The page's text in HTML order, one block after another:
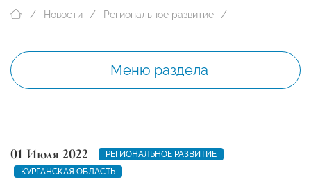
Новости Региональное развитие
Меню раздела
01 Июля 2022
РЕГИОНАЛЬНОЕ РАЗВИТИЕ
КУРГАНСКАЯ ОБЛАСТЬ